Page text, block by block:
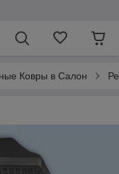
Ковры в Салон